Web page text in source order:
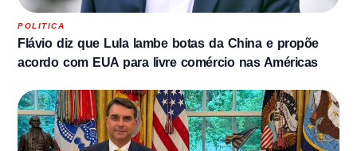
POLITICA
Flávio diz que Lula lambe botas da China e propõe
acordo com EUA para livre comércio nas Américas